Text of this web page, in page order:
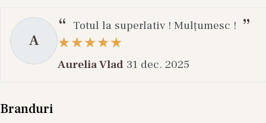
A
Totul la superlativ ! Mulțumesc !
Aurelia Vlad 31 dec. 2025
Branduri